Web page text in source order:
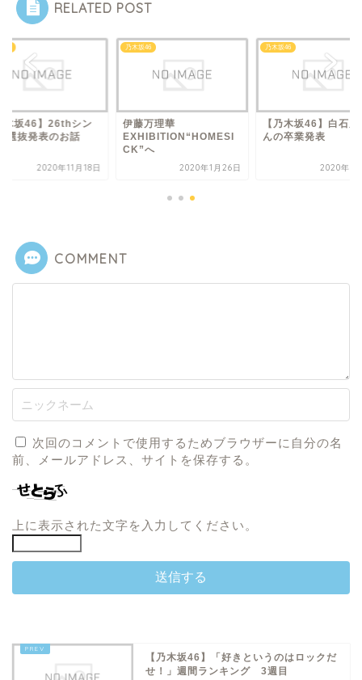
RELATED POST
木坂46】26thシン
選抜発表のお話
2020年11月18日
乃木坂46
伊藤万理華
EXHIBITION“HOMESI
CK”へ
2020年1月26日
乃木坂46
【乃木坂46】白石麻
んの卒業発表
2020年1
COMMENT
次回のコメントで使用するためブラウザーに自分の名
前、メールアドレス、サイトを保存する。
上に表示された文字を入力してください。
【乃木坂46】「好きというのはロックだ
せ！」週間ランキング 3週目